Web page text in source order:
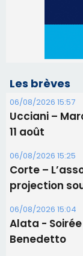
Les brèves
06/08/2026 15:57
Ucciani –
11 août
06/08/2026 15:25
Corte –
projection
06/08/2026 15:04
Alata -
Benedetto